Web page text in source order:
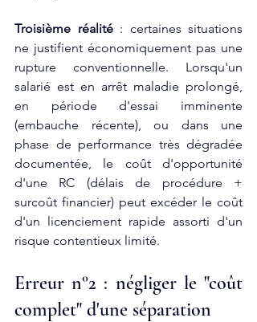
Troisième réalité : certaines situations
ne justifient économiquement pas une
rupture conventionnelle. Lorsqu'un
salarié est en arrêt maladie prolongé,
en période d'essai imminente
(embauche récente), ou dans une
phase de performance très dégradée
documentée, le coût d'opportunité
d'une RC (délais de procédure +
surcoût financier) peut excéder le coût
d'un licenciement rapide assorti d'un
risque contentieux limité.
Erreur n°2 : négliger le "coût
complet" d'une séparation